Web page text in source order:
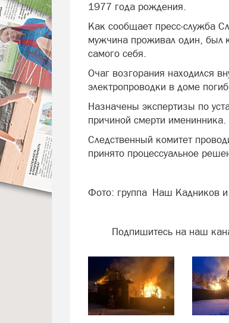
1977 года рождения.
Как сообщает пресс-служба
мужчина проживал один, был
самого себя.
Очаг возгорания находился
электропроводки в доме
Назначены экспертизы по
причиной смерти именинника.
Следственный комитет
принято процессуальное
Фото: группа Наш Кадников и
Подпишитесь на наш